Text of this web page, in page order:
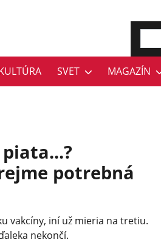
SVET MAGAZÍN
potrebná
vakcíny, iní už mieria na tretiu.
nekončí.